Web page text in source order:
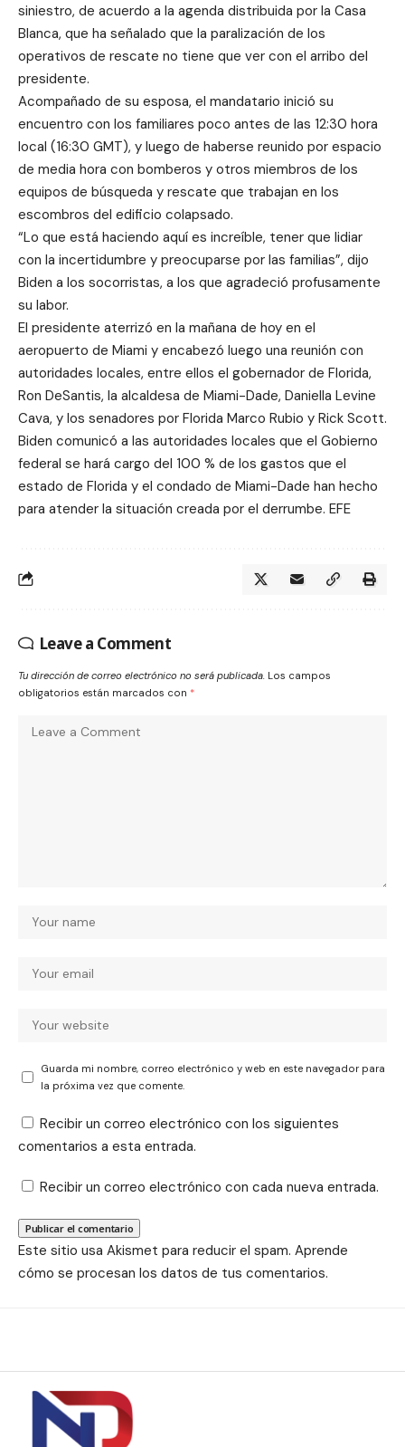
siniestro, de acuerdo a la agenda distribuida por la Casa
Blanca, que ha señalado que la paralización de los
operativos de rescate no tiene que ver con el arribo del
presidente.
Acompañado de su esposa, el mandatario inició su
encuentro con los familiares poco antes de las 12:30 hora
local (16:30 GMT), y luego de haberse reunido por espacio
de media hora con bomberos y otros miembros de los
equipos de búsqueda y rescate que trabajan en los
escombros del edificio colapsado.
“Lo que está haciendo aquí es increíble, tener que lidiar
con la incertidumbre y preocuparse por las familias”, dijo
Biden a los socorristas, a los que agradeció profusamente
su labor.
El presidente aterrizó en la mañana de hoy en el
aeropuerto de Miami y encabezó luego una reunión con
autoridades locales, entre ellos el gobernador de Florida,
Ron DeSantis, la alcaldesa de Miami-Dade, Daniella Levine
Cava, y los senadores por Florida Marco Rubio y Rick Scott.
Biden comunicó a las autoridades locales que el Gobierno
federal se hará cargo del 100 % de los gastos que el
estado de Florida y el condado de Miami-Dade han hecho
para atender la situación creada por el derrumbe. EFE
Leave a Comment
Tu dirección de correo electrónico no será publicada. Los campos
obligatorios están marcados con *
Guarda mi nombre, correo electrónico y web en este navegador para
la próxima vez que comente.
Recibir un correo electrónico con los siguientes
comentarios a esta entrada.
Recibir un correo electrónico con cada nueva entrada.
Este sitio usa Akismet para reducir el spam. Aprende
cómo se procesan los datos de tus comentarios.